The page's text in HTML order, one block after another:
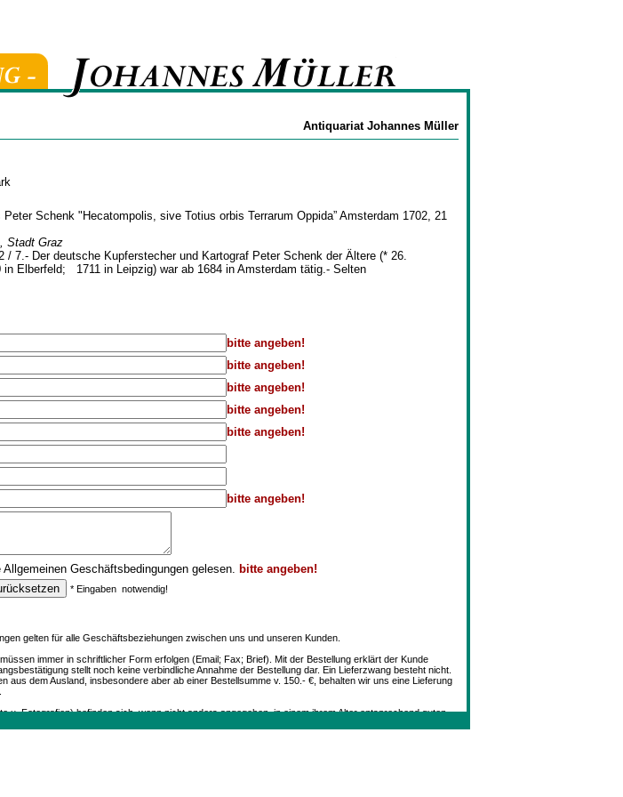
Antiquariat Johannes Müller
Peter Schenk "Hecatompolis, sive Totius orbis Terrarum Oppida” Amsterdam 1702, 21
Stadt Graz
/ 7.- Der deutsche Kupferstecher und Kartograf Peter Schenk der Ältere (* 26.
in Elberfeld; 1711 in Leipzig) war ab 1684 in Amsterdam tätig.- Selten
bitte angeben!
bitte angeben!
bitte angeben!
bitte angeben!
bitte angeben!
bitte angeben!
Allgemeinen Geschäftsbedingungen gelesen. bitte angeben!
* Eingaben notwendig!
gelten für alle Geschäftsbeziehungen zwischen uns und unseren Kunden.
immer in schriftlicher Form erfolgen (Email; Fax; Brief). Mit der Bestellung erklärt der Kunde
stellt noch keine verbindliche Annahme der Bestellung dar. Ein Lieferzwang besteht nicht.
aus dem Ausland, insbesondere aber ab einer Bestellsumme v. 150.- €, behalten wir uns eine Lieferung
u. Fotografien) befinden sich, wenn nicht anders angegeben, in einem ihrem Alter entsprechend guten